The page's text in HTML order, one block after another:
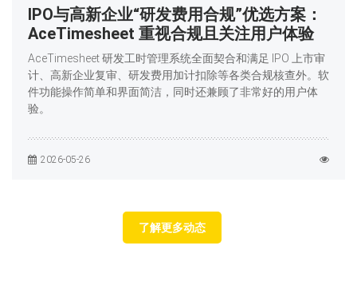
IPO与高新企业“研发费用合规”优选方案：
AceTimesheet 重视合规且关注用户体验
AceTimesheet 研发工时管理系统全面契合和满足 IPO 上市审
计、高新企业复审、研发费用加计扣除等各类合规核查外。软
件功能操作简单和界面简洁，同时还兼顾了非常好的用户体
验。
2026-05-26
了解更多动态